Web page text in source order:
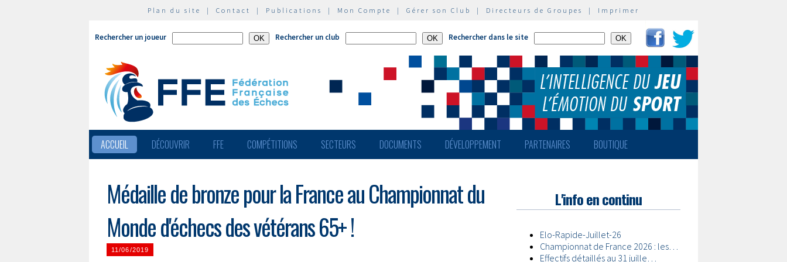
Plan du site | Contact | Publications | Mon Compte | Gérer son Club | Directeurs de Groupes | Imprimer
Rechercher un joueur Rechercher un club Rechercher dans le site
ACCUEIL DÉCOUVRIR FFE COMPÉTITIONS SECTEURS DOCUMENTS DÉVELOPPEMENT PARTENAIRES BOUTIQUE
Médaille de bronze pour la France au Championnat du
Monde d'échecs des vétérans 65+ !
11/06/2019
L'info en continu